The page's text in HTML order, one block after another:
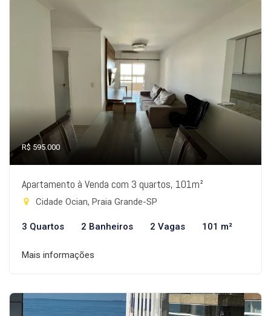
R$ 595.000
Apartamento à Venda com 3 quartos, 101m²
Cidade Ocian, Praia Grande-SP
3 Quartos 2 Banheiros 2 Vagas 101 m²
Mais informações